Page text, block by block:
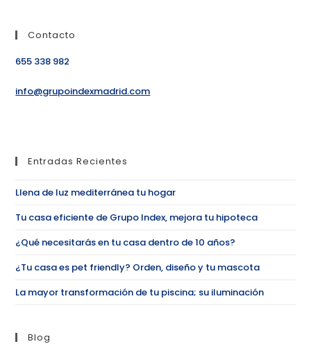
Contacto
655 338 982
info@grupoindexmadrid.com
Entradas Recientes
Llena de luz mediterránea tu hogar
Tu casa eficiente de Grupo Index, mejora tu hipoteca
¿Qué necesitarás en tu casa dentro de 10 años?
¿Tu casa es pet friendly? Orden, diseño y tu mascota
La mayor transformación de tu piscina; su iluminación
Blog